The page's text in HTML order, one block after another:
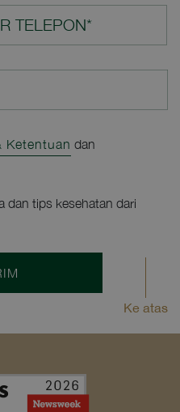
Ketentuan dan
dan tips kesehatan dari
Ke atas